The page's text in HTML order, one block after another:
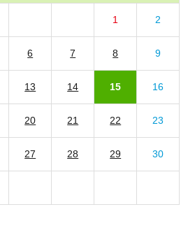
1 2
6 7 8 9
13 14 15 16
20 21 22 23
27 28 29 30